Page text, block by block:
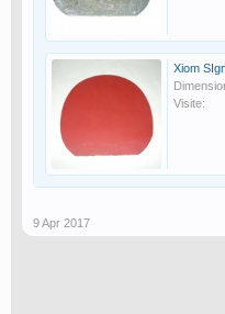
Xiom
Visite:
9 Apr 2017